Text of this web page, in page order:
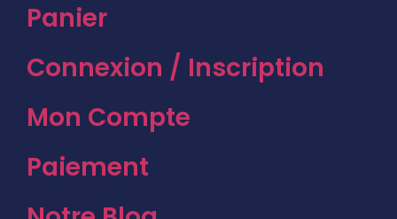
Panier
Connexion / Inscription
Mon Compte
Paiement